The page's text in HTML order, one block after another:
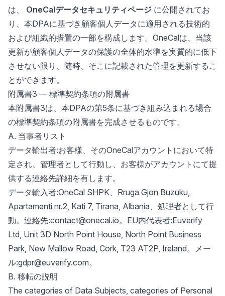
は、
OneCalデータセキュリティページ に公開されてお
り、本DPAに基づき顧客個人データに適用される技術的
および組織的措置の一部を構成します。OneCalは、当該
更新が顧客個人データの保護の全体的水準を実質的に低下
させない限り、随時、そこに記載された管理を更新するこ
とができます。
附属書3 — 標準契約条項の附属書
本附属書3は、本DPAの第5条に基づき組み込まれる場合
の標準契約条項の附属書を完成させるものです。
A. 当事者リスト
データ輸出者:お客様、そのOneCalアカウントにおいて特
定され、管理者として行動し、お客様がアカウントにて提
供する連絡先詳細を有します。
データ輸入者:OneCal SHPK、Rruga Gjon Buzuku,
Apartamenti nr.2, Kati 7, Tirana, Albania、処理者として行
動。連絡先:contact@onecal.io。EU内代表者:Euverify
Ltd, Unit 3D North Point House, North Point Business
Park, New Mallow Road, Cork, T23 AT2P, Ireland。メー
ル:gdpr@euverify.com。
B. 移転の説明
The categories of Data Subjects, categories of Personal